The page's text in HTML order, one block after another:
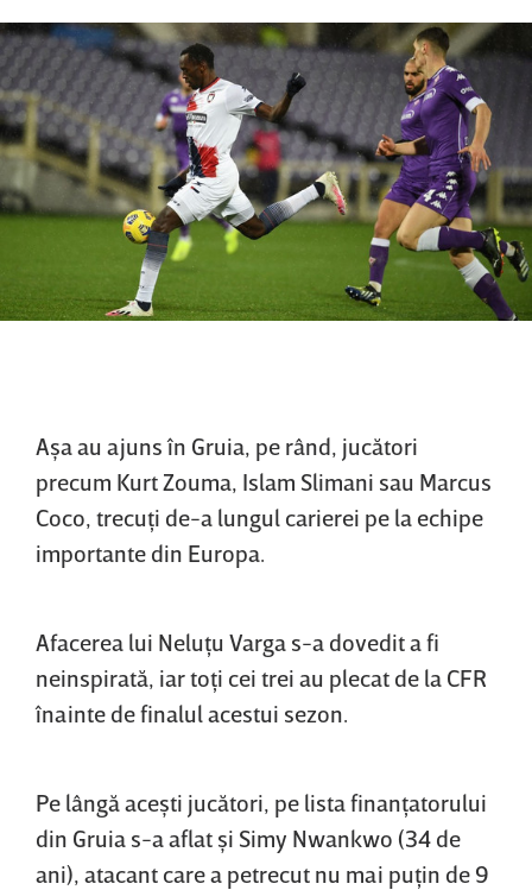
Aşa au ajuns în Gruia, pe rând, jucători
precum Kurt Zouma, Islam Slimani sau Marcus
Coco, trecuţi de-a lungul carierei pe la echipe
importante din Europa.
Afacerea lui Neluţu Varga s-a dovedit a fi
neinspirată, iar toţi cei trei au plecat de la CFR
înainte de finalul acestui sezon.
Pe lângă aceşti jucători, pe lista finanţatorului
din Gruia s-a aflat şi Simy Nwankwo (34 de
ani), atacant care a petrecut nu mai puţin de 9